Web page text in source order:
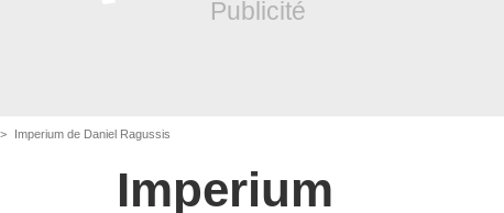
Imperium de Daniel Ragussis
Imperium